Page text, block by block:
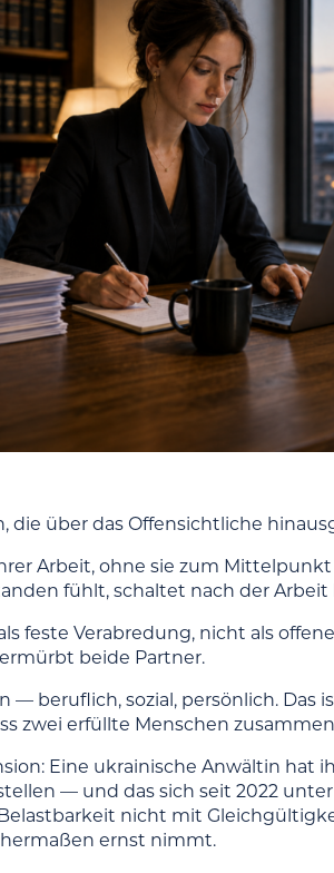
die über das Offensichtliche
Arbeit, ohne sie zum
fühlt, schaltet nach der Arbeit
feste Verabredung, nicht als
beide Partner.
— beruflich, sozial, persönlich.
zwei erfüllte Menschen
Eine ukrainische Anwältin hat
— und das sich seit 2022
nicht mit
ernst nimmt.